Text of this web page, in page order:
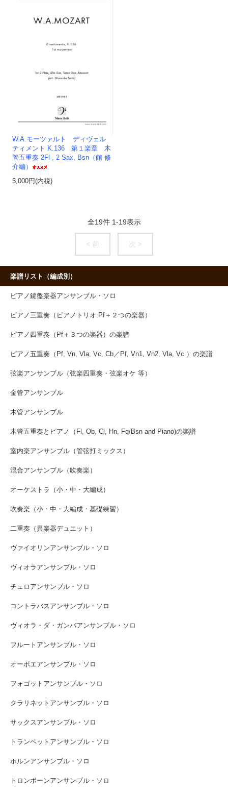
W.A.モーツァルト ディヴェル
ティメント K.136 第１楽章 木
管五重奏 2Fl , 2 Sax, Bsn（館 修
介編）
5,000円(内税)
全19件 1-19表示
< 前 次 >
楽譜リスト（編成別）
ピアノ鍵盤楽器アンサンブル・ソロ
ピアノ三重奏（ピアノトリオ:Pf＋２つの楽器）
ピアノ四重奏（Pf＋３つの楽器）の楽譜
ピアノ五重奏（Pf, Vn, Vla, Vc, Cb／Pf, Vn1, Vn2, Vla, Vc ）の楽譜
弦楽アンサンブル（弦楽四重奏・弦楽オケ 等）
金管アンサンブル
木管アンサンブル
木管五重奏とピアノ（Fl, Ob, Cl, Hn, Fg/Bsn and Piano)の楽譜
室内楽アンサンブル（管弦打ミックス）
混合アンサンブル（吹奏楽）
オーケストラ（小・中・大編成）
吹奏楽（小・中・大編成・基礎練習）
二重奏（異楽器デュエット）
ヴァイオリンアンサンブル・ソロ
ヴィオラアンサンブル・ソロ
チェロアンサンブル・ソロ
コントラバスアンサンブル・ソロ
ヴィオラ・ダ・ガンバアンサンブル・ソロ
フルートアンサンブル・ソロ
オーボエアンサンブル・ソロ
フォゴットアンサンブル・ソロ
クラリネットアンサンブル・ソロ
サックスアンサンブル・ソロ
トランペットアンサンブル・ソロ
ホルンアンサンブル・ソロ
トロンボーンアンサンブル・ソロ